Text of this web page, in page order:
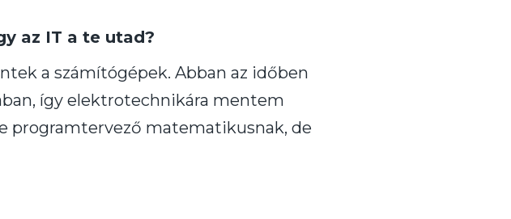
az IT a te utad?
a számítógépek. Abban az időben
így elektrotechnikára mentem
programtervező matematikusnak, de